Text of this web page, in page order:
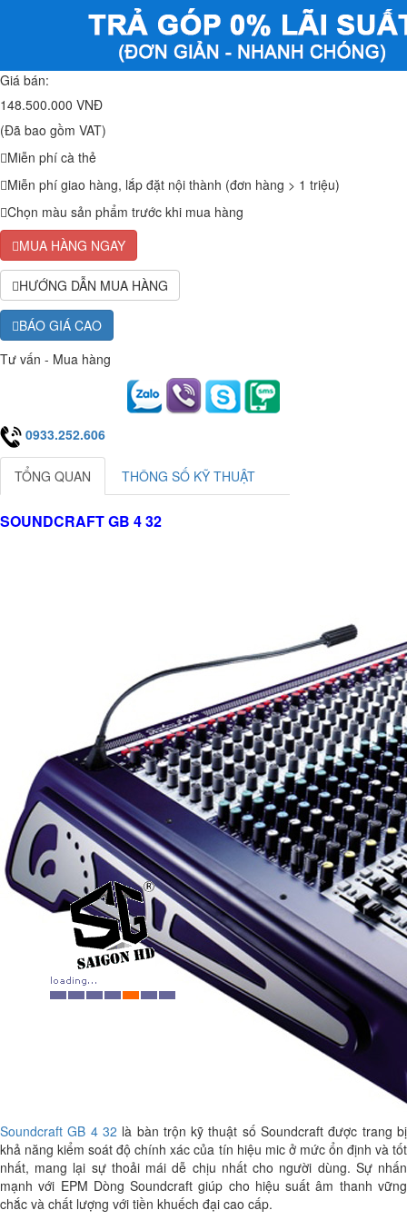
Giá bán:
148.500.000 VNĐ
(Đã bao gồm VAT)
Miễn phí cà thẻ
Miễn phí giao hàng, lắp đặt nội thành (đơn hàng > 1 triệu)
Chọn màu sản phẩm trước khi mua hàng
MUA HÀNG NGAY
HƯỚNG DẪN MUA HÀNG
BÁO GIÁ CAO
Tư vấn - Mua hàng
0933.252.606
TỔNG QUAN THÔNG SỐ KỸ THUẬT
SOUNDCRAFT GB 4 32
Soundcraft GB 4 32 là bàn trộn kỹ thuật số Soundcraft được trang bị
khả năng kiểm soát độ chính xác của tín hiệu mic ở mức ổn định và tốt
nhất, mang lại sự thoải mái dễ chịu nhất cho người dùng. Sự nhấn
mạnh với EPM Dòng Soundcraft giúp cho hiệu suất âm thanh vững
chắc và chất lượng với tiền khuếch đại cao cấp.